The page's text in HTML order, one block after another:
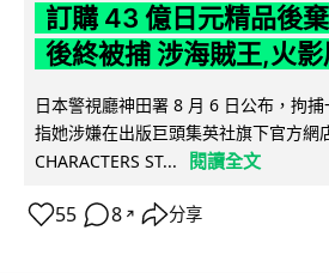
訂購 43 億日元精品後
後終被捕 涉海賊王,火
日本警視廳神田署 8 月 6 日公布，拘捕
指她涉嫌在出版巨頭集英社旗下官方網
CHARACTERS ST...
閱讀全文
55 8 ↗ 分享